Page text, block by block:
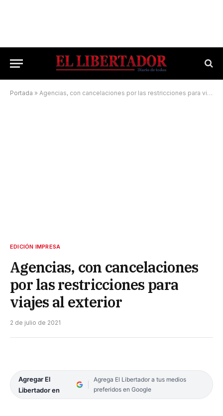
Portada » Agencias, con cancelaciones por las restricciones para viajes al exterior
EDICIÓN IMPRESA
Agencias, con cancelaciones
por las restricciones para
viajes al exterior
2 de julio de 2021
Agregar El
Libertador en
Agrega El Libertador a tus medios
preferidos en Google